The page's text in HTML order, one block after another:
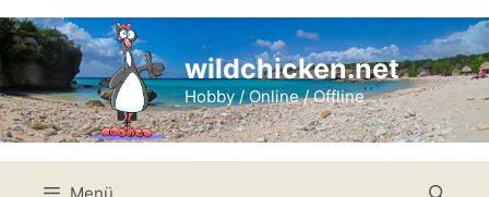
Zum
Inhalt
springen
wildchicken.net
Hobby / Online / Offline